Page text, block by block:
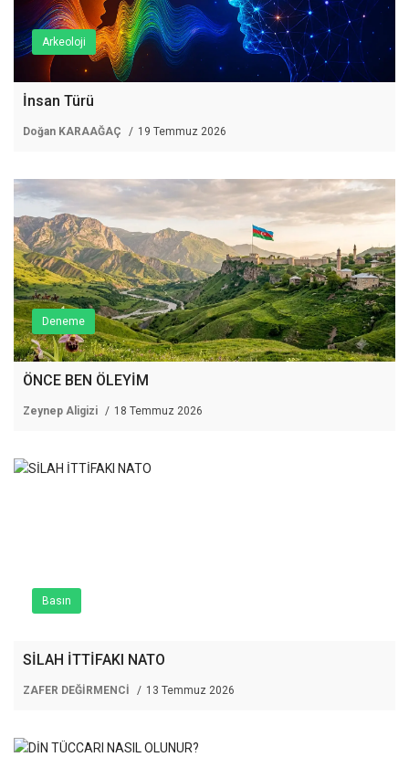
Arkeoloji
İnsan Türü
Doğan KARAAĞAÇ 19 Temmuz 2026
Deneme
ÖNCE BEN ÖLEYİM
Zeynep Aligizi 18 Temmuz 2026
Basın
SİLAH İTTİFAKI NATO
ZAFER DEĞİRMENCİ 13 Temmuz 2026